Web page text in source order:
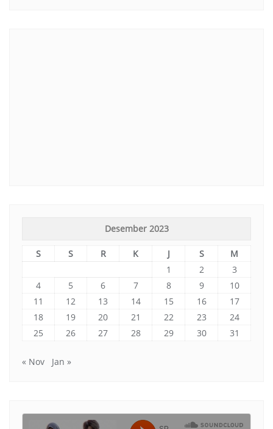
Desember 2023
S S R K J S
M
1
2
3
4
5 6 7 8 9
10
11
12 13 14 15 16
17
18
19 20 21 22 23
24
25
26 27 28 29 30 31
« Nov Jan »